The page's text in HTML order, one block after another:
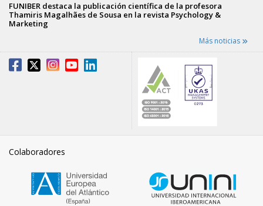
FUNIBER destaca la publicación científica de la profesora
Thamiris Magalhães de Sousa en la revista Psychology &
Marketing
Más noticias
Colaboradores